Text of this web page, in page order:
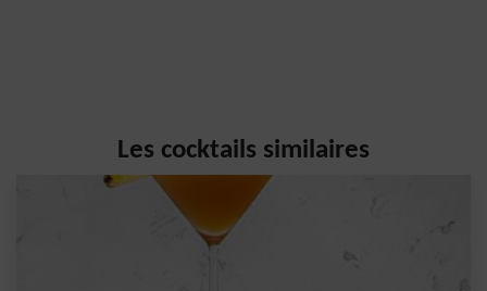
Les cocktails similaires